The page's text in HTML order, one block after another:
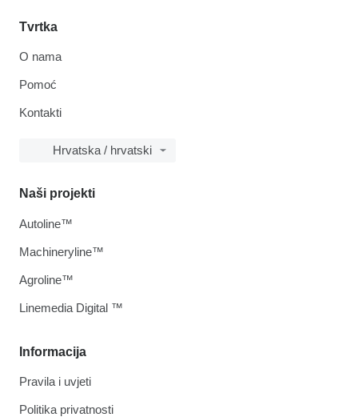
Tvrtka
O nama
Pomoć
Kontakti
Hrvatska / hrvatski
Informacija
Pravila i uvjeti
Politika privatnosti
Naši projekti
Autoline™
Machineryline™
Agroline™
Linemedia Digital ™